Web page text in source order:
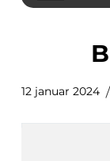
12 januar 2024